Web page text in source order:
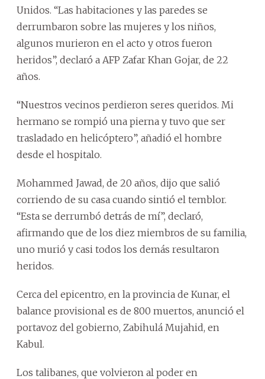
Unidos. “Las habitaciones y las paredes se
derrumbaron sobre las mujeres y los niños,
algunos murieron en el acto y otros fueron
heridos”, declaró a AFP Zafar Khan Gojar, de 22
años.
“Nuestros vecinos perdieron seres queridos. Mi
hermano se rompió una pierna y tuvo que ser
trasladado en helicóptero”, añadió el hombre
desde el hospitalo.
Mohammed Jawad, de 20 años, dijo que salió
corriendo de su casa cuando sintió el temblor.
“Esta se derrumbó detrás de mí”, declaró,
afirmando que de los diez miembros de su familia,
uno murió y casi todos los demás resultaron
heridos.
Cerca del epicentro, en la provincia de Kunar, el
balance provisional es de 800 muertos, anunció el
portavoz del gobierno, Zabihulá Mujahid, en
Kabul.
Los talibanes, que volvieron al poder en